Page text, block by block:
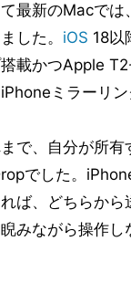
最新のMacでは
した。 iOS 18以
搭載かつApple
ミラーリン
で、自分が所
でした。
ば、どちらか
みながら操作